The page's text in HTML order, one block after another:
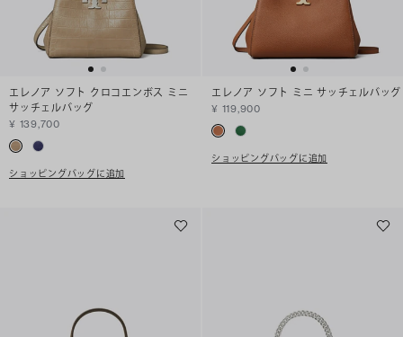
エレノア ソフト クロコエンボス ミニ
サッチェルバッグ
¥ 139,700
ショッピングバッグに追加
エレノア ソフト ミニ サッチェルバッグ
¥ 119,900
ショッピングバッグに追加